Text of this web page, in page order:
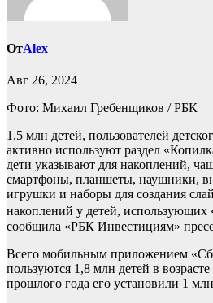
ОтAlex
Авг 26, 2024
Фото: Михаил Гребенщиков / РБК
1,5 млн детей, пользователей
активно используют раздел
дети указывают для накоплений,
смартфоны, планшеты, наушники,
игрушки и наборы для создания
накоплений у детей,
сообщила «РБК Инвестициям»
Всего мобильным приложением
пользуются 1,8 млн детей в возрасте
прошлого года его установили 1